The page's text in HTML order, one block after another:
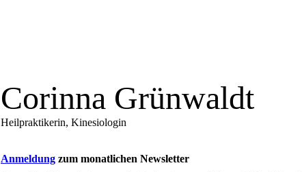
Corinna Grünwaldt
Heilpraktikerin, Kinesiologin
Anmeldung zum monatlichen Newsletter